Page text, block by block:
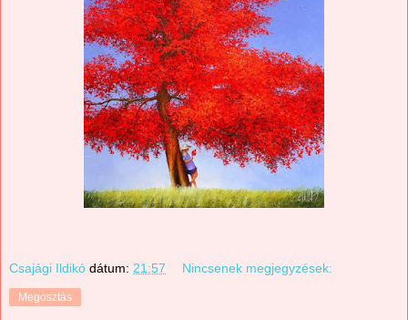
Csajági Ildikó dátum: 21:57 Nincsenek megjegyzések:
Megosztás